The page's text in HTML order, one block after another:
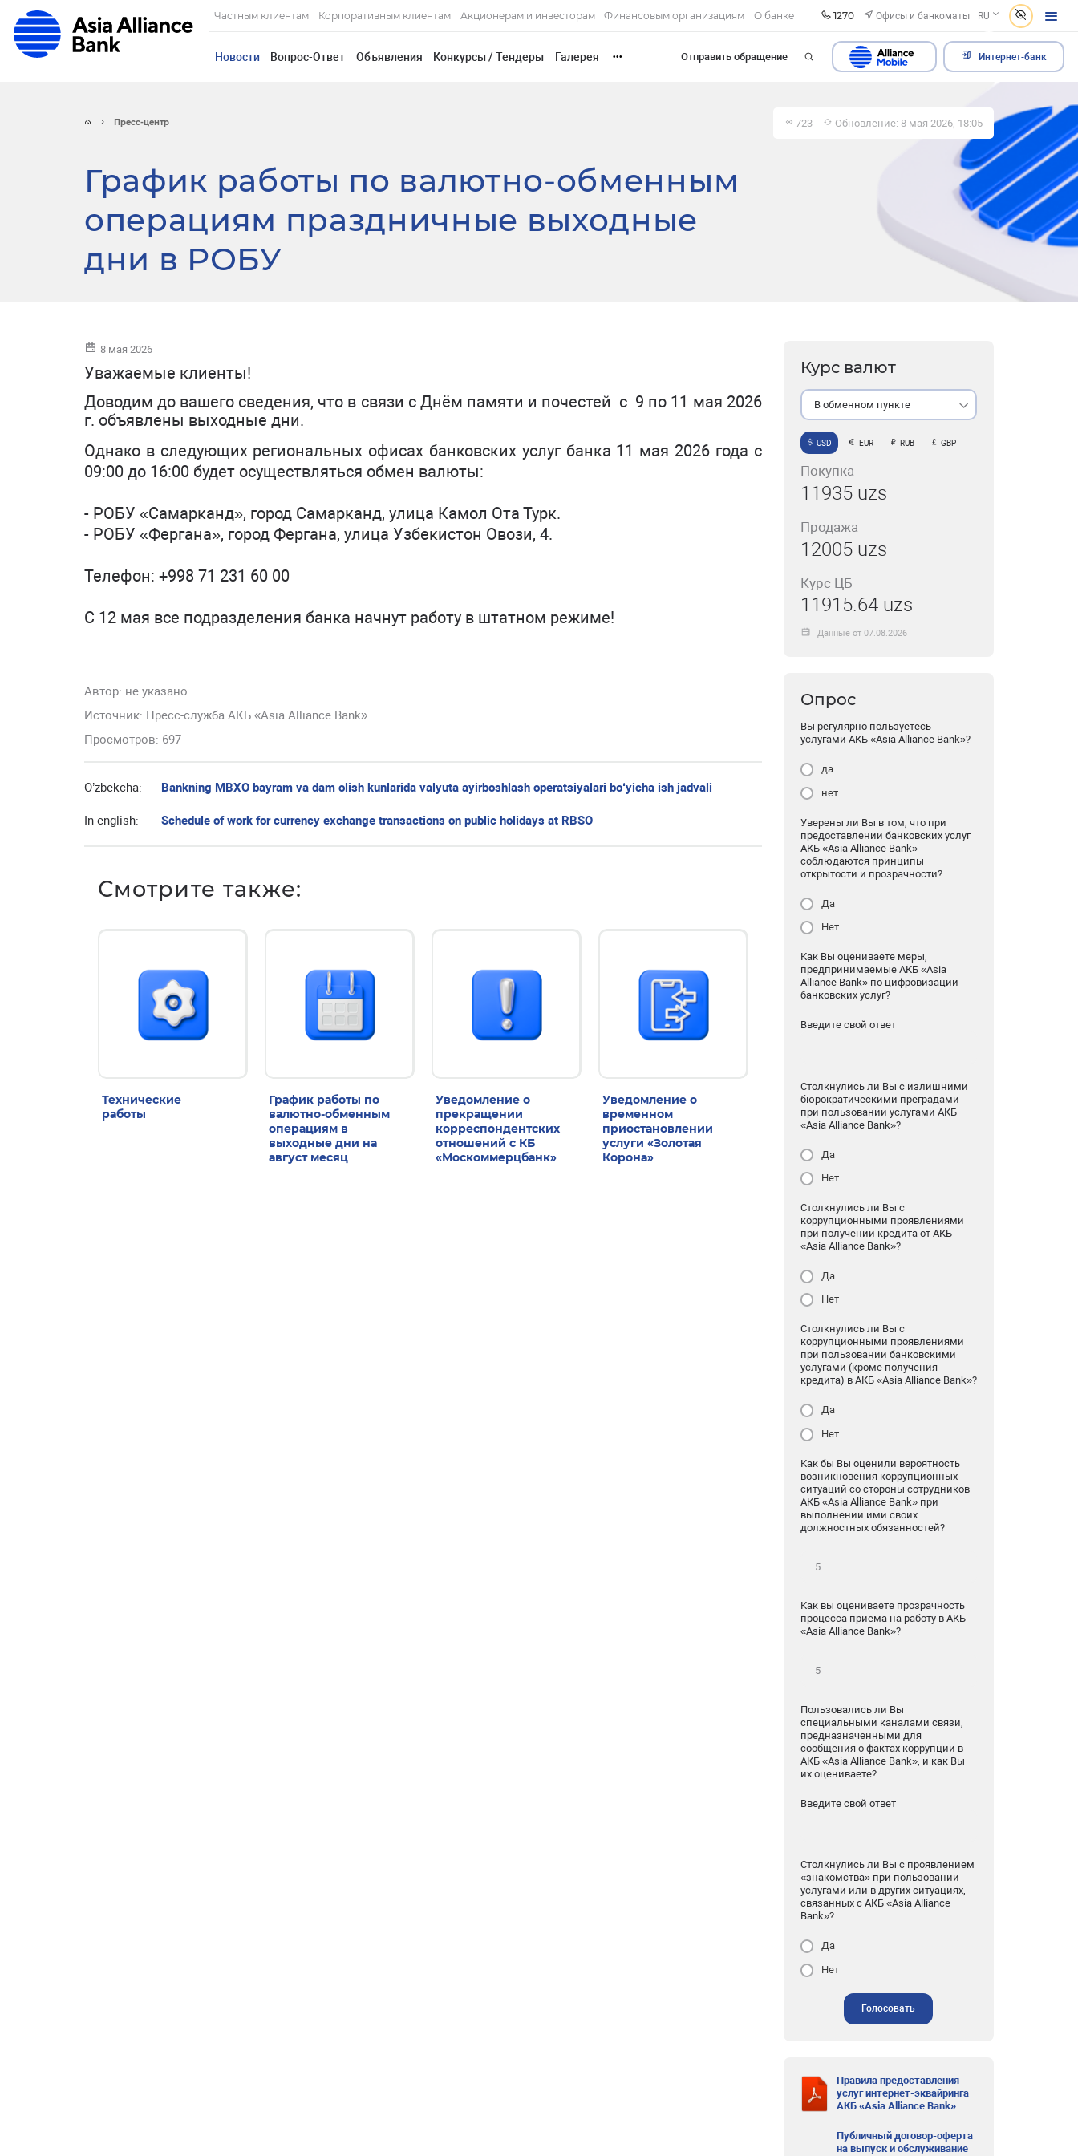
Частным клиентам Корпоративным клиентам Акционерам и инвесторам Финансовым организациям О банке 1270 Офисы и банкоматы RU
Новости Вопрос-Ответ Объявления Конкурсы / Тендеры Галерея ••• Отправить обращение Интернет-банк
Пресс-центр 723 Обновление: 8 мая 2026, 18:05
График работы по валютно-обменным
операциям праздничные выходные
дни в РОБУ
8 мая 2026
Уважаемые клиенты!
Доводим до вашего сведения, что в связи с Днём памяти и почестей с 9 по 11 мая 2026
г. объявлены выходные дни.
Однако в следующих региональных офисах банковских услуг банка 11 мая 2026 года с
09:00 до 16:00 будет осуществляться обмен валюты:
- РОБУ «Самарканд», город Самарканд, улица Камол Ота Турк.
- РОБУ «Фергана», город Фергана, улица Узбекистон Овози, 4.
Телефон: +998 71 231 60 00
C 12 мая все подразделения банка начнут работу в штатном режиме!
Автор: не указано
Источник: Пресс-служба АКБ «Asia Alliance Bank»
Просмотров: 697
O’zbekcha: Bankning MBXO bayram va dam olish kunlarida valyuta ayirboshlash operatsiyalari bo‘yicha ish jadvali
In english: Schedule of work for currency exchange transactions on public holidays at RBSO
Смотрите также:
Технические
работы
График работы по
валютно-обменным
операциям в
выходные дни на
август месяц
Уведомление о
прекращении
корреспондентских
отношений с КБ
«Москоммерцбанк»
Уведомление о
временном
приостановлении
услуги «Золотая
Корона»
Курс валют
В обменном пункте
USD EUR RUB GBP
Покупка
11935 uzs
Продажа
12005 uzs
Курс ЦБ
11915.64 uzs
Данные от 07.08.2026
Опрос
Вы регулярно пользуетесь
услугами АКБ «Asia Alliance Bank»?
да
нет
Уверены ли Вы в том, что при
предоставлении банковских услуг
АКБ «Asia Alliance Bank»
соблюдаются принципы
открытости и прозрачности?
Да
Нет
Как Вы оцениваете меры,
предпринимаемые АКБ «Asia
Alliance Bank» по цифровизации
банковских услуг?
Введите свой ответ
Столкнулись ли Вы с излишними
бюрократическими преградами
при пользовании услугами АКБ
«Asia Alliance Bank»?
Да
Нет
Столкнулись ли Вы с
коррупционными проявлениями
при получении кредита от АКБ
«Asia Alliance Bank»?
Да
Нет
Столкнулись ли Вы с
коррупционными проявлениями
при пользовании банковскими
услугами (кроме получения
кредита) в АКБ «Asia Alliance Bank»?
Да
Нет
Как бы Вы оценили вероятность
возникновения коррупционных
ситуаций со стороны сотрудников
АКБ «Asia Alliance Bank» при
выполнении ими своих
должностных обязанностей?
Как вы оцениваете прозрачность
процесса приема на работу в АКБ
«Asia Alliance Bank»?
Пользовались ли Вы
специальными каналами связи,
предназначенными для
сообщения о фактах коррупции в
АКБ «Asia Alliance Bank», и как Вы
их оцениваете?
Введите свой ответ
Столкнулись ли Вы с проявлением
«знакомства» при пользовании
услугами или в других ситуациях,
связанных с АКБ «Asia Alliance
Bank»?
Да
Нет
Голосовать
Правила предоставления
услуг интернет-эквайринга
АКБ «Asia Alliance Bank»
Публичный договор-оферта
на выпуск и обслуживание